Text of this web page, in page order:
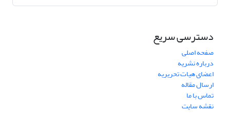
دسترسی سریع
صفحه اصلی
درباره نشریه
اعضای هیات تحریریه
ارسال مقاله
تماس با ما
نقشه سایت